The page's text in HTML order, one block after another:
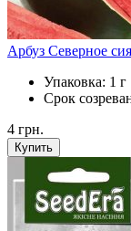
Арбуз Северное
Упаковка: 1 г
Срок
4 грн.
Купить